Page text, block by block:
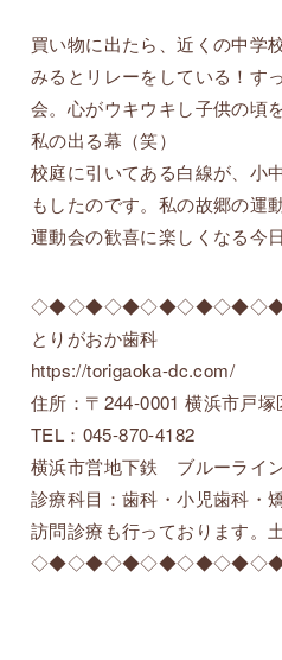
買い物に出たら、近くの中学
みるとリレーをしている！す
会。心がウキウキし子供の頃
私の出る幕（笑）
校庭に引いてある白線が、小
もしたのです。私の故郷の運
運動会の歓喜に楽しくなる今
とりがおか歯科
https://torigaoka-dc.com/
住所：〒244-0001 横浜市戸
TEL：045-870-4182
横浜市営地下鉄 ブルーラ
診療科目：歯科・小児歯科・
訪問診療も行っております。